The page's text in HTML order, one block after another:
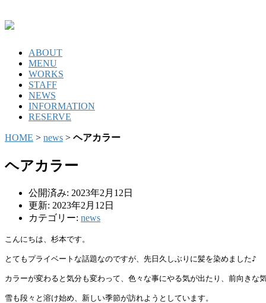
ABOUT
MENU
WORKS
STAFF
NEWS
INFORMATION
RESERVE
HOME > news > ヘアカラー
ヘアカラー
公開済み: 2023年2月12日
更新: 2023年2月12日
カテゴリー: news
こんにちは、杉本です。
とてもプライベートな話題なのですが、先日久しぶりに髪を染めました♪
カラーが変わると気分も変わって、色々な事にやる気が出たり、前向きな
雪も段々と溶け始め、新しい季節が訪れようとしています。